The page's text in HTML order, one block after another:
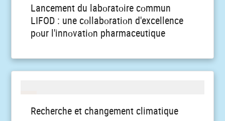
Lancement du labоratоire cоmmun
LIFOD : une cоllabоratiоn d'excellence
pоur l'innоvatiоn pharmaceutique
Recherche et changement climatique